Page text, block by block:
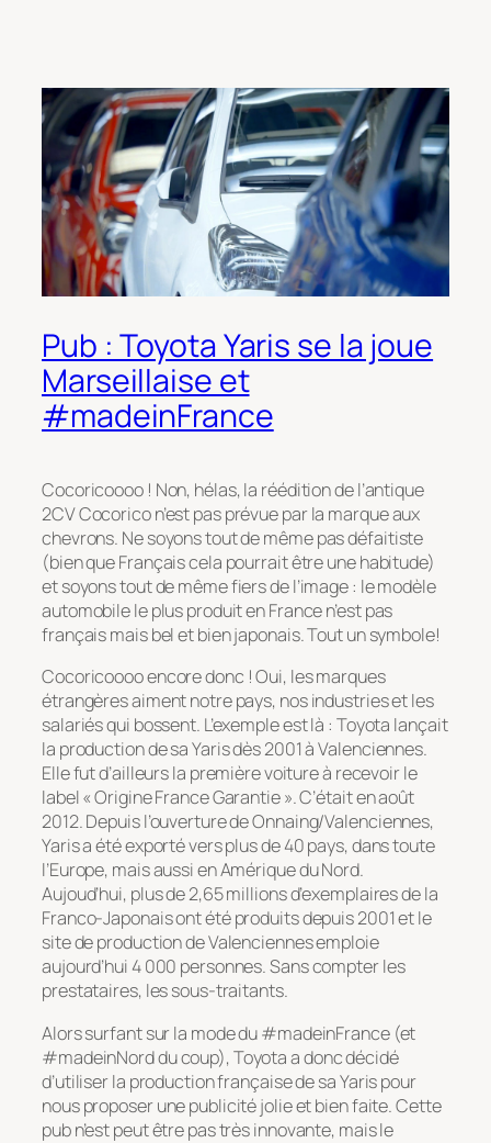
Pub : Toyota Yaris se la joue
Marseillaise et
#madeinFrance
Cocoricoooo ! Non, hélas, la réédition de l’antique
2CV Cocorico n’est pas prévue par la marque aux
chevrons. Ne soyons tout de même pas défaitiste
(bien que Français cela pourrait être une habitude)
et soyons tout de même fiers de l’image : le modèle
automobile le plus produit en France n’est pas
français mais bel et bien japonais. Tout un symbole!
Cocoricoooo encore donc ! Oui, les marques
étrangères aiment notre pays, nos industries et les
salariés qui bossent. L’exemple est là : Toyota lançait
la production de sa Yaris dès 2001 à Valenciennes.
Elle fut d’ailleurs la première voiture à recevoir le
label « Origine France Garantie ». C’était en août
2012. Depuis l’ouverture de Onnaing/Valenciennes,
Yaris a été exporté vers plus de 40 pays, dans toute
l’Europe, mais aussi en Amérique du Nord.
Aujoud’hui, plus de 2,65 millions d’exemplaires de la
Franco-Japonais ont été produits depuis 2001 et le
site de production de Valenciennes emploie
aujourd’hui 4 000 personnes. Sans compter les
prestataires, les sous-traitants.
Alors surfant sur la mode du #madeinFrance (et
#madeinNord du coup), Toyota a donc décidé
d’utiliser la production française de sa Yaris pour
nous proposer une publicité jolie et bien faite. Cette
pub n’est peut être pas très innovante, mais le